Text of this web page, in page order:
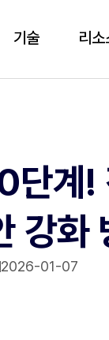
기술 리소
계!
강화
2026-01-07